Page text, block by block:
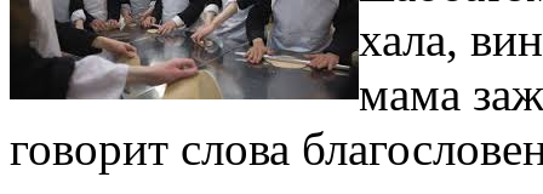
хала,
мама
говорит слова